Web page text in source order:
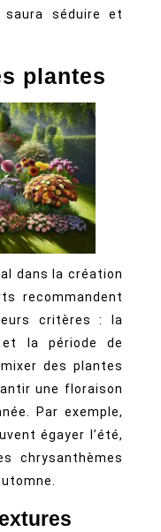
séduire et
plantes
dans la création
recommandent
critères : la
la période de
des plantes
une floraison
Par exemple,
égayer l’été,
chrysanthèmes